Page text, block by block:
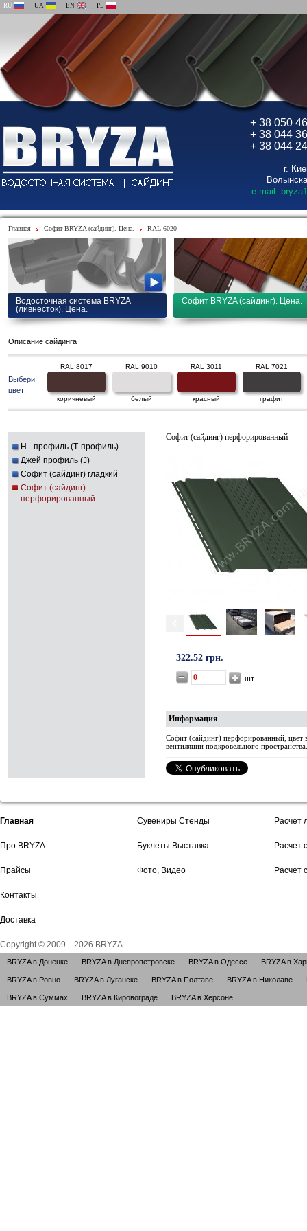
RU UA EN PL
+ 38 050
+ 38 044
+ 38 044
г.
e-mail:
Главная Софит BRYZA (сайдинг). Цена. RAL 6020
Водосточная система BRYZA
(ливнесток). Цена.
Софит BRYZA (сайдинг). Цена.
Описание сайдинга
Выбери
цвет:
RAL 8017
коричневый
RAL 9010
белый
RAL 3011
красный
RAL 7021
графит
H - профиль (Т-профиль)
Джей профиль (J)
Софит (сайдинг) гладкий
Софит (сайдинг)
перфорированный
Софит (сайдинг) перфорированный
322.52 грн.
шт.
Информация
Софит (сайдинг) перфорированный, цвет
вентиляции подкровельного пространства.
Главная
Про BRYZA
Прайсы
Контакты
Доставка
Сувениры Стенды
Буклеты Выставка
Фото, Видео
Расчет
Расчет
Расчет
Copyright © 2009—2026 BRYZA
BRYZA в Донецке BRYZA в Днепропетровске BRYZA в Одессе BRYZA в
BRYZA в Ровно BRYZA в Луганске BRYZA в Полтаве BRYZA в Николаве
BRYZA в Суммах BRYZA в Кировограде BRYZA в Херсоне